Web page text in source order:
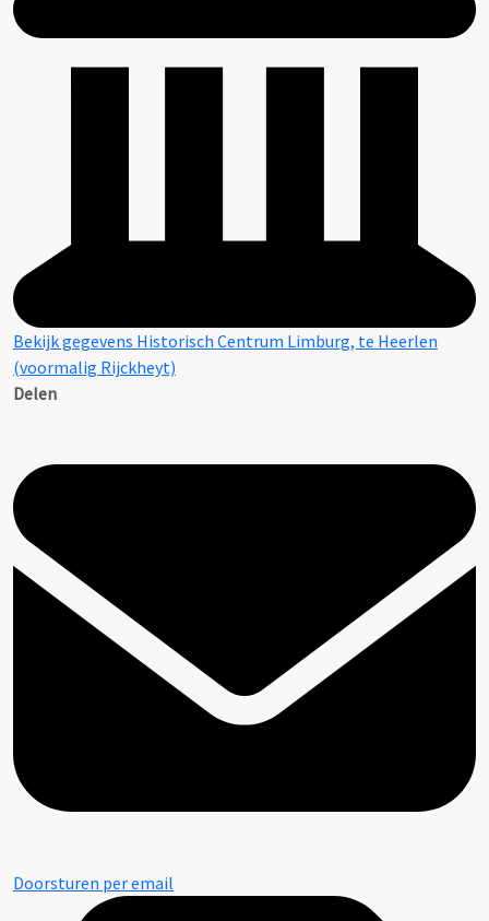
Bekijk gegevens Historisch Centrum Limburg, te Heerlen
(voormalig Rijckheyt)
Delen
Doorsturen per email